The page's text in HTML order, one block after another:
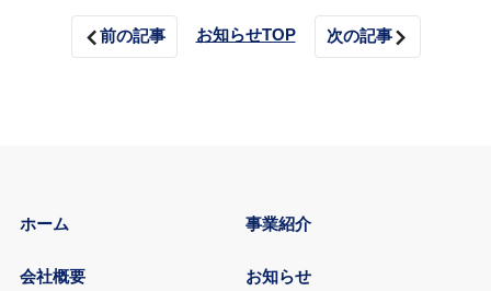
前の記事 お知らせTOP 次の記事
ホーム
会社概要
事業紹介
お知らせ